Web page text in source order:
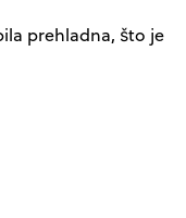
prehladna, što je